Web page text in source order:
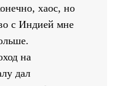
хаос, но
с Индией мне
на
дал